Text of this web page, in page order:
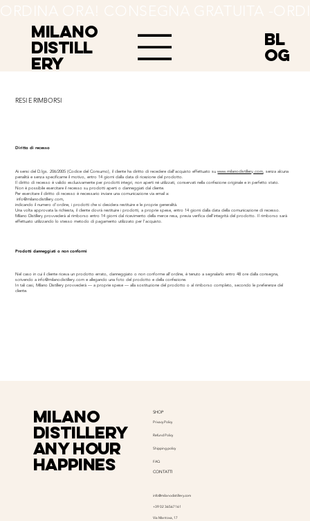
BL
OG
MILANO
Distill
ery
RESI E RIMBORSI
Diritto di recesso
Ai sensi del D.lgs. 206/2005 (Codice del Consumo), il cliente ha diritto di recedere dall’acquisto effettuato suwww.milanodistillery.com , senza alcuna
penalità e senza specificarne il motivo, entro 14 giorni dalla data di ricezione del prodotto.
Il diritto di recesso è valido esclusivamente per prodotti integri, non aperti né utilizzati, conservati nella confezione originale e in perfetto stato.
Non è possibile esercitare il recesso su prodotti aperti o danneggiati dal cliente.
Per esercitare il diritto di recesso è necessario inviare una comunicazione via email a:
info@milanodistillery.com,
indicando il numero d’ordine, i prodotti che si desidera restituire e le proprie generalità.
Una volta approvata la richiesta, il cliente dovrà restituire i prodotti, a proprie spese, entro 14 giorni dalla data della comunicazione di recesso.
Milano Distillery provvederà al rimborso entro 14 giorni dal ricevimento della merce resa, previa verifica dell’integrità del prodotto. Il rimborso sarà
effettuato utilizzando lo stesso metodo di pagamento utilizzato per l’acquisto.
Prodotti danneggiati o non conformi
Nel caso in cui il cliente riceva un prodotto errato, danneggiato o non conforme all’ordine, è tenuto a segnalarlo entro 48 ore dalla consegna,
scrivendo ainfo@milanodistillery.com e allegando una foto del prodotto e della confezione.
In tali casi, Milano Distillery provvederà — a proprie spese — alla sostituzione del prodotto o al rimborso completo, secondo le preferenze del
cliente.
milano
distillery
Any hour
happines
SHOP
Privacy Policy
Refund Policy
Shipping policy
FAQ
CONTATTI
info@milanodistillery.com
+39 02 36567161
Via Mantova, 17